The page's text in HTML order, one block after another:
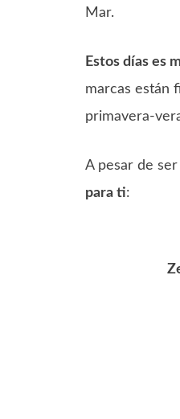
Mar.
Estos días es
marcas están
primavera-
A pesar de
para ti: